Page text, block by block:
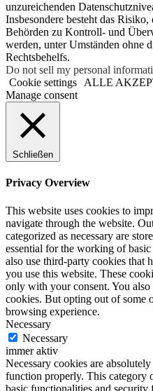
unzureichenden
Insbesondere besteht das
Behörden zu Kontroll- und
werden, unter Umständen ohne
Rechtsbehelfs.
Do not sell my personal
Cookie settings
ALLE
Manage consent
Schließen
Privacy Overview
This website uses cookies to
navigate through the website.
categorized as necessary are
essential for the working of
also use third-party cookies that
you use this website. These
only with your consent. You
cookies. But opting out of some
browsing experience.
Necessary
Necessary
immer aktiv
Necessary cookies are
function properly. This category
basic functionalities and security